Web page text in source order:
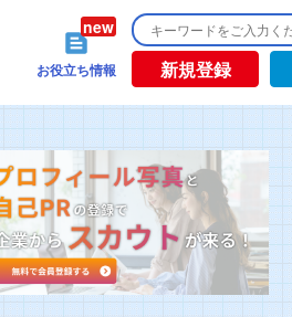
お役立ち情報 新規登録